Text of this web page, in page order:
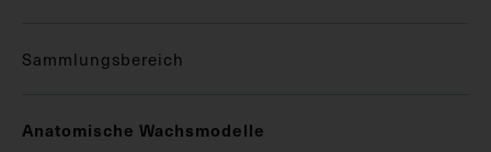
Sammlungsbereich
Anatomische Wachsmodelle